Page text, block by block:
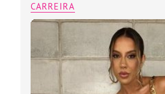
CARREIRA